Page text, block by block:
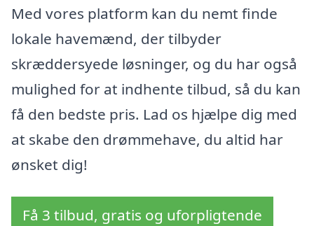
Med vores platform kan du nemt finde
lokale havemænd, der tilbyder
skræddersyede løsninger, og du har også
mulighed for at indhente tilbud, så du kan
få den bedste pris. Lad os hjælpe dig med
at skabe den drømmehave, du altid har
ønsket dig!
Få 3 tilbud, gratis og uforpligtende